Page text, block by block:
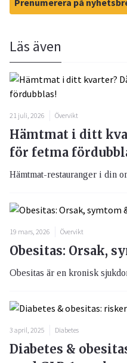
Prenumerera på
Läs även
21 juli, 2026 Övervikt
Hämtmat i ditt
för fetma
Hämtmat-restauranger i din
19 mars, 2026 Övervikt
Obesitas: Orsak,
Obesitas är en kronisk
3 april, 2025 Diabetes
Diabetes &